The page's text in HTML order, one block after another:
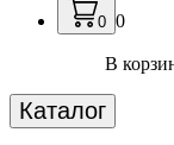
0 0
В
Каталог